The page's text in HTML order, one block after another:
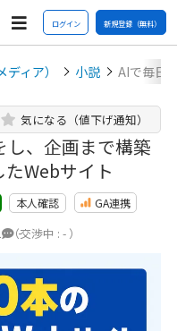
ログイン 新規登録（無料）
ィア） 小説 AIで毎日
、企画まで構築
Webサイト
気になる（値下げ通知）
本人確認 GA連携
-
（交渉中 : - ）